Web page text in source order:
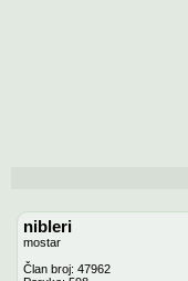
nibleri
mostar
Član broj: 47962